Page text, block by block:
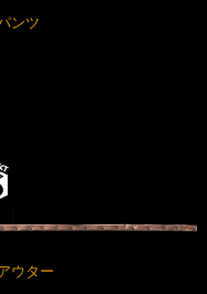
ンツ
ウター